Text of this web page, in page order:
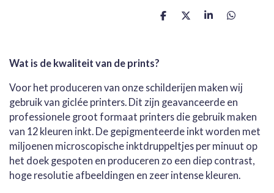
D
D
S
D
Wat is de kwaliteit van de prints?
Voor het produceren van onze schilderijen maken wij
gebruik van giclée printers. Dit zijn geavanceerde en
professionele groot formaat printers die gebruik maken
van 12 kleuren inkt. De gepigmenteerde inkt worden met
miljoenen microscopische inktdruppeltjes per minuut op
het doek gespoten en produceren zo een diep contrast,
hoge resolutie afbeeldingen en zeer intense kleuren.